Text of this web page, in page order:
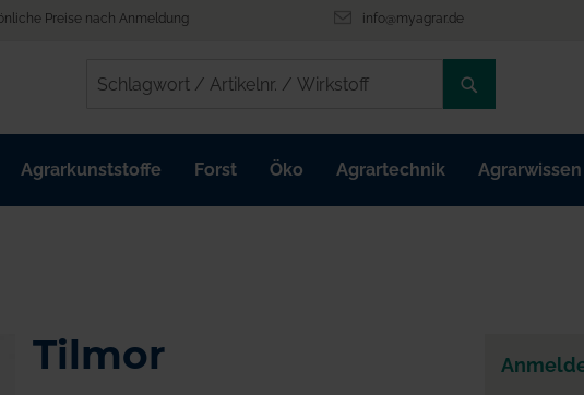
Preise nach Anmeldung info@myagrar.de
/
/
Agrarkunststoffe Forst Öko Agrartechnik Agrarwissen
Tilmor